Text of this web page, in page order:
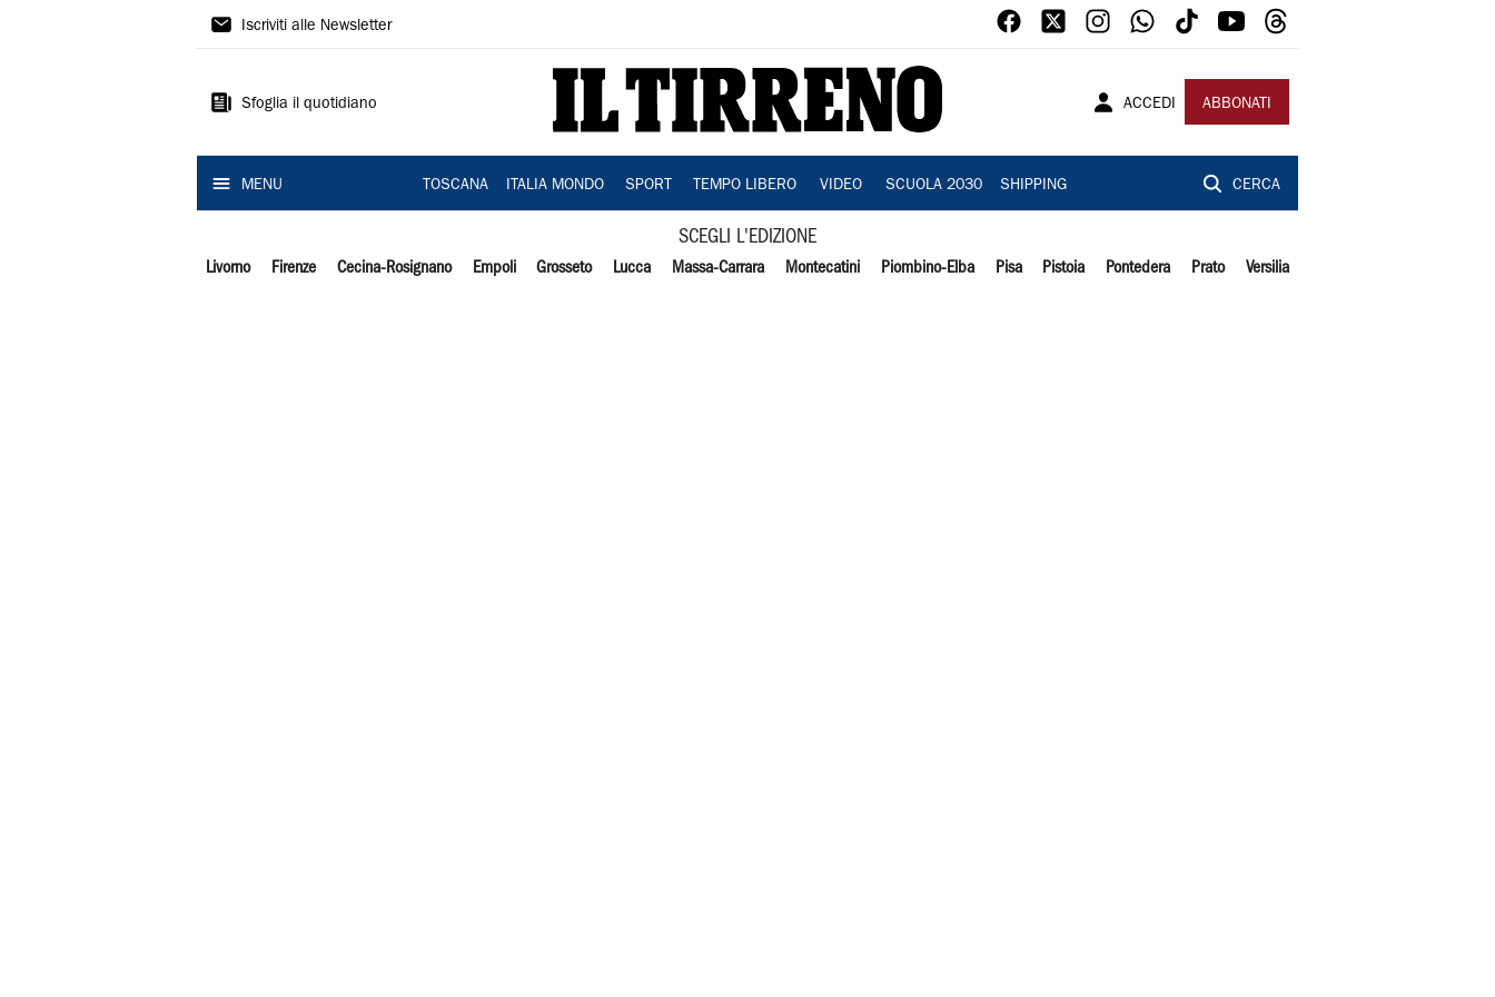
Il
Iscriviti alle Newsletter
Sfoglia il quotidiano ACCEDI ABBONATI
MENU TOSCANA ITALIA MONDO SPORT TEMPO LIBERO VIDEO SCUOLA 2030 SHIPPING CERCA
SCEGLI L'EDIZIONE
Livorno Firenze Cecina-Rosignano Empoli Grosseto Lucca Massa-Carrara Montecatini Piombino-Elba Pisa Pistoia Pontedera Prato Versilia